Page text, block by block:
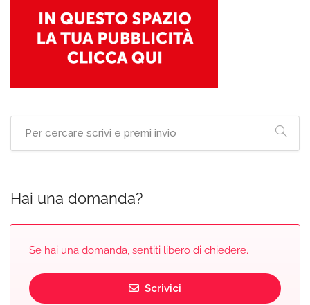
Hai una domanda?
Se hai una domanda, sentiti libero di chiedere.
Scrivici